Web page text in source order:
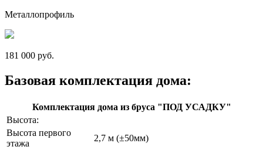
Металлопрофиль
181 000 руб.
Базовая комплектация дома:
Комплектация дома из бруса "ПОД УСАДКУ"
Высота:
Высота первого
этажа
2,7 м (±50мм)